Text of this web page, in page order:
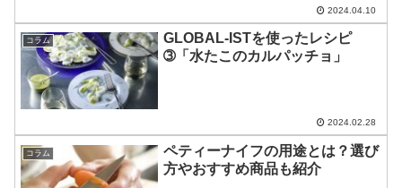
2024.04.10
コラム
GLOBAL-ISTを使ったレシピ
➂「水たこのカルパッチョ」
2024.02.28
コラム
ペティーナイフの用途とは？選び
方やおすすめ商品も紹介